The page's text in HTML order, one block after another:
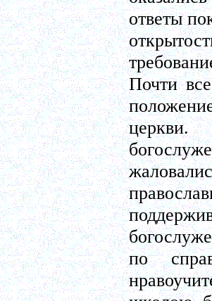
ответы
Почти
церкви.
по